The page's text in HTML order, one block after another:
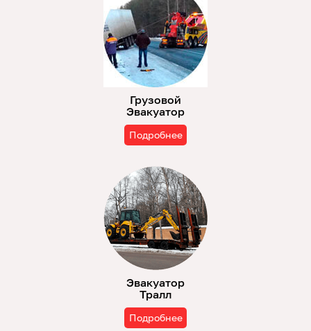
Грузовой
Эвакуатор
Подробнее
Эвакуатор
Тралл
Подробнее